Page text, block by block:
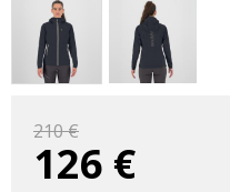
210 €
126 €